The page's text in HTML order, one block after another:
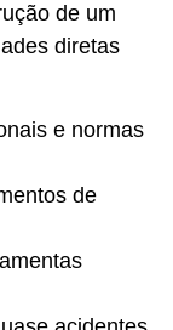
de um
diretas
e normas
de